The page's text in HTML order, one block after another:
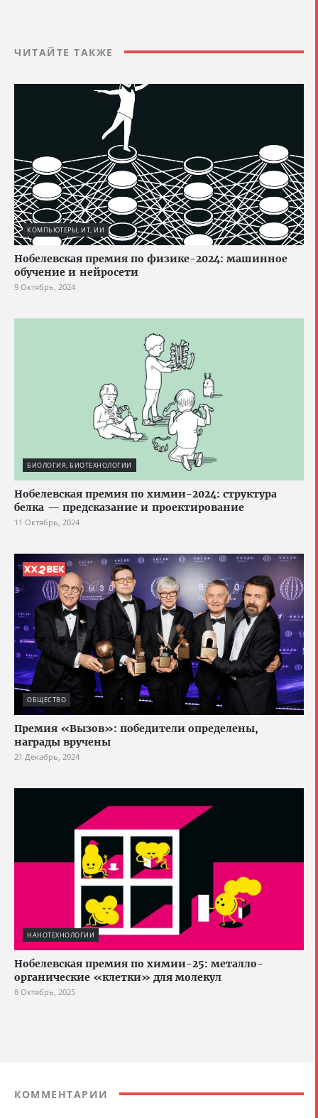
ЧИТАЙТЕ ТАКЖЕ
КОМПЬЮТЕРЫ, ИТ, ИИ
Нобелевская премия по физике-2024: машинное
обучение и нейросети
9 Октябрь, 2024
БИОЛОГИЯ, БИОТЕХНОЛОГИИ
Нобелевская премия по химии-2024: структура
белка — предсказание и проектирование
11 Октябрь, 2024
ОБЩЕСТВО
Премия «Вызов»: победители определены,
награды вручены
21 Декабрь, 2024
НАНОТЕХНОЛОГИИ
Нобелевская премия по химии-25: металло-
органические «клетки» для молекул
8 Октябрь, 2025
КОММЕНТАРИИ